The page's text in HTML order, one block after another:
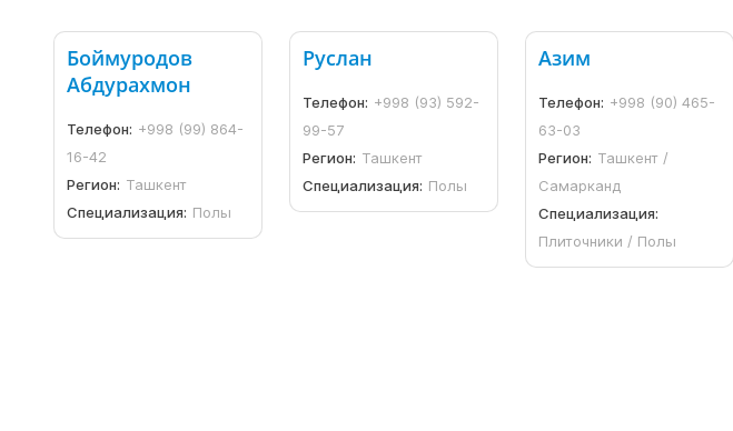
Боймуродов
Абдурахмон
Телефон: +998 (99) 864-
16-42
Регион: Ташкент
Специализация: Полы
Руслан
Телефон: +998 (93) 592-
99-57
Регион: Ташкент
Специализация: Полы
Азим
Телефон: +998 (90) 465-
63-03
Регион: Ташкент /
Самарканд
Специализация:
Плиточники / Полы